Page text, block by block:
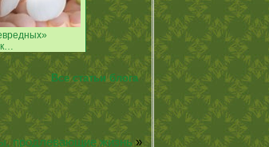
Все статьи блога
продлевающие жизнь »